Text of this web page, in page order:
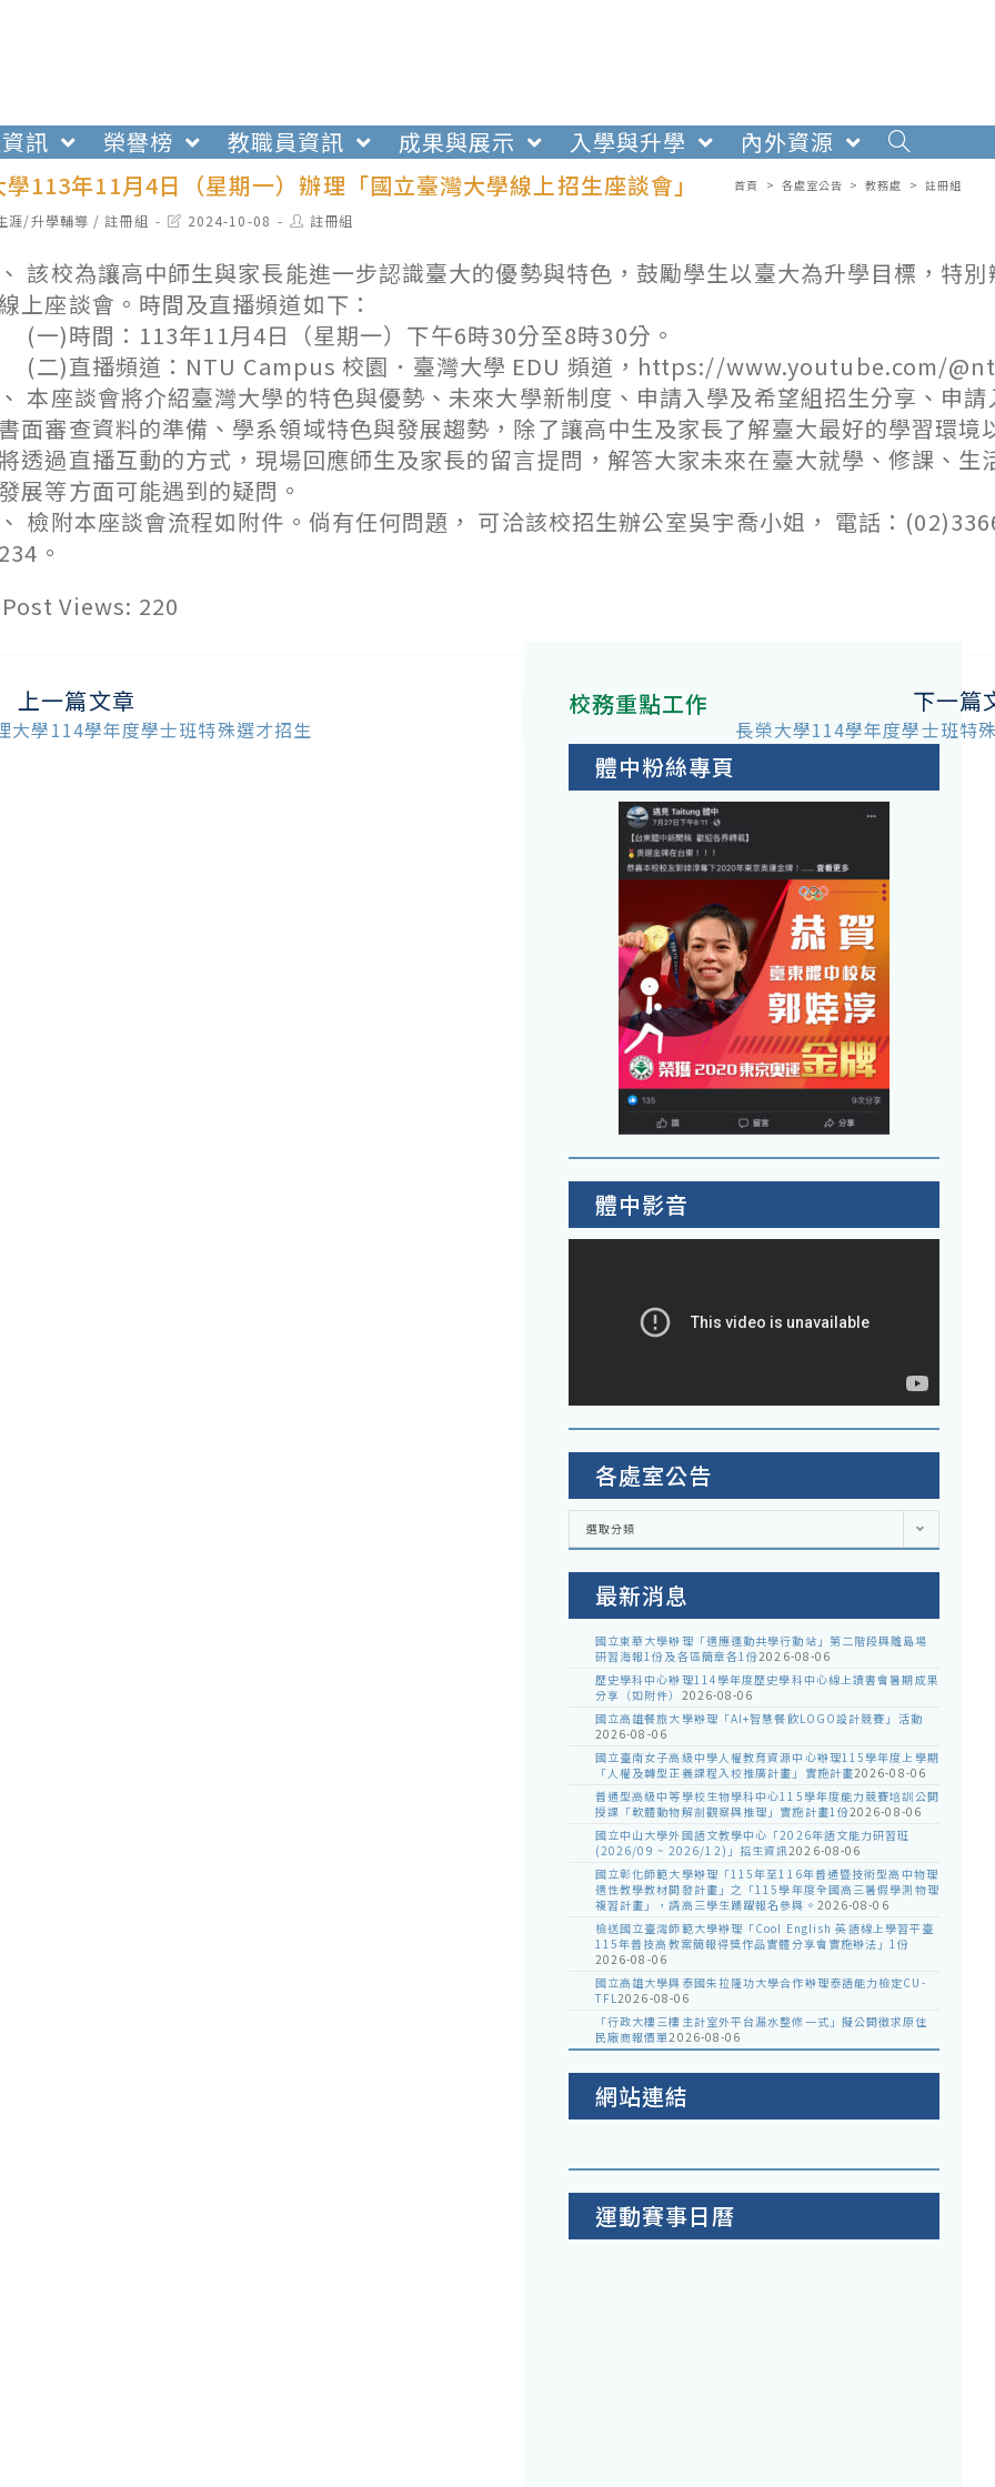
訊 榮譽榜 教職員資訊 成果與展示 入學與升學
內外資源
113年11月4日（星期一）辦理「國立臺灣大學線上招生座談會」
首頁 > 各處室公告 > 教務處 > 註冊組
涯/升學輔導 / 註冊組
Post2024-10-08
Post註冊組
該校為讓高中師生與家長能進一步認識臺大的優勢與特色，鼓勵學生以臺大為升學目標，特
上座談會。時間及直播頻道如下：
)時間：113年11月4日（星期一）下午6時30分至8時30分。
)直播頻道：NTU Campus 校園．臺灣大學 EDU 頻道，https://www.youtube.com/
本座談會將介紹臺灣大學的特色與優勢、未來大學新制度、申請入學及希望組招生分享、申
面審查資料的準備、學系領域特色與發展趨勢，除了讓高中生及家長了解臺大最好的學習環境
透過直播互動的方式，現場回應師生及家長的留言提問，解答大家未來在臺大就學、修課、生
展等方面可能遇到的疑問。
檢附本座談會流程如附件。倘有任何問題， 可洽該校招生辦公室吳宇喬小姐， 電話：
。
Post Views: 220
上一篇文章
大學114學年度學士班特殊選才招生
下一篇
長榮大學114學年度學士班特
校務重點工作
體中粉絲專頁
體中影音
各處室公告
各
室
選取分類
最新消息
國立東華大學辦理「適應運動共學行動站」第二階段與離島場
研習海報1份及各區簡章各1份2026-08-06
歷史學科中心辦理114學年度歷史學科中心線上讀書會暑期成果
分享（如附件） 2026-08-06
國立高雄餐旅大學辦理「AI+智慧餐飲LOGO設計競賽」活動
2026-08-06
國立臺南女子高級中學人權教育資源中心辦理115學年度上學期
「人權及轉型正義課程入校推廣計畫」實施計畫2026-08-06
普通型高級中等學校生物學科中心115學年度能力競賽培訓公開
授課「軟體動物解剖觀察與推理」實施計畫1份2026-08-06
國立中山大學外國語文教學中心「2026年語文能力研習班
(2026/09 ~ 2026/12)」招生資訊2026-08-06
國立彰化師範大學辦理「115年至116年普通暨技術型高中物理
適性教學教材開發計畫」之「115學年度全國高三暑假學測物理
複習計畫」，請高三學生踴躍報名參與。 2026-08-06
檢送國立臺灣師範大學辦理「Cool English 英語線上學習平臺
115年普技高教案簡報得獎作品實體分享會實施辦法」1份
2026-08-06
國立高雄大學與泰國朱拉隆功大學合作辦理泰語能力檢定CU-
TFL2026-08-06
「行政大樓三樓主計室外平台漏水整修一式」擬公開徵求原住
民廠商報價單2026-08-06
網站連結
運動賽事日曆